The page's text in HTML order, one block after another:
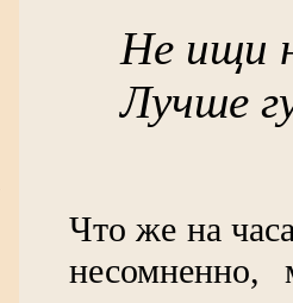
Не ищи
Лучше
Что же на
несомненно,